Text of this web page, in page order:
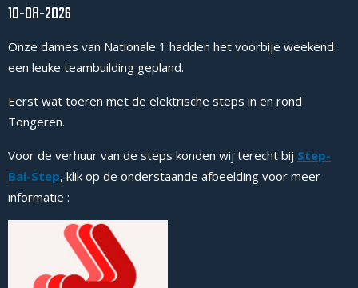
10-08-2026
Onze dames van Nationale 1 hadden het voorbije weekend
een leuke teambuilding gepland.
Eerst wat toeren met de elektrische steps in en rond
Tongeren.
Voor de verhuur van de steps konden wij terecht bij Step-
Bai-Step, klik op de onderstaande afbeelding voor meer
informatie :